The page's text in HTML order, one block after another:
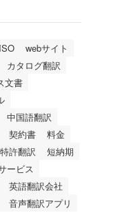
ISO
webサイト
カタログ翻訳
文書
中国語翻訳
契約書
料金
特許翻訳
短納期
ービス
英語翻訳会社
音声翻訳アプリ